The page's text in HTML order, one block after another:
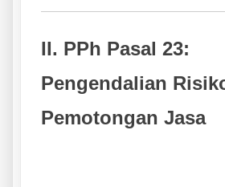
II. PPh Pasal 23:
Pengendalian
Pemotongan Jasa